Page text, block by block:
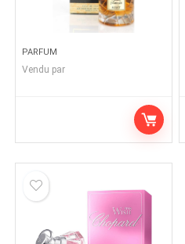
PARFUM
Vendu par